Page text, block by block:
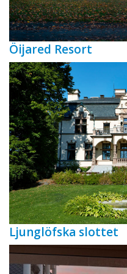
Öijared Resort
Ljunglöfska slottet